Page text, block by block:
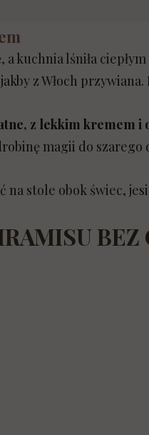
Awokado — tłuszcz, sytość i
Zamienniki cukru w ciastach
Likiery i koktajle
a kuchnia lśniła
z Włoch
z lekkim kremem i
magii do szarego
na stole obok świec,
BEZ